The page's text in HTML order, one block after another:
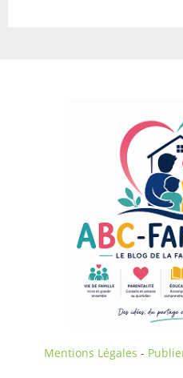
Mentions Légales -